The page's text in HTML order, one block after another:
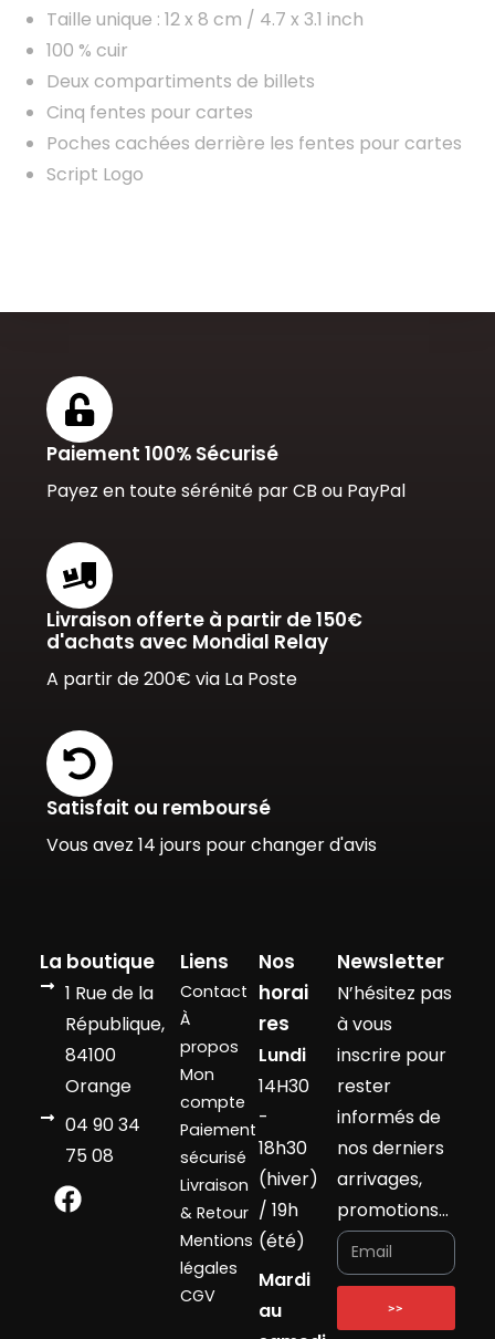
Taille unique : 12 x 8 cm / 4.7 x 3.1 inch
100 % cuir
Deux compartiments de billets
Cinq fentes pour cartes
Poches cachées derrière les fentes pour cartes
Script Logo
Paiement 100% Sécurisé
Payez en toute sérénité par CB ou PayPal
Livraison offerte à partir de 150€
d'achats avec Mondial Relay
A partir de 200€ via La Poste
Satisfait ou remboursé
Vous avez 14 jours pour changer d'avis
La boutique
1 Rue de la
République,
84100
Orange
04 90 34
75 08
Liens
Contact
À
propos
Mon
compte
Paiement
sécurisé
Livraison
& Retour
Mentions
légales
CGV
Nos
horai
res
Lundi
14H30
-
18h30
(hiver)
/ 19h
(été)
Mardi
au
Newsletter
N’hésitez pas
à vous
inscrire pour
rester
informés de
nos derniers
arrivages,
promotions…
>>